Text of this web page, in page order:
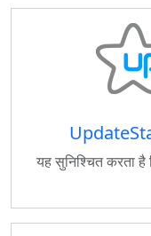
यह सुनिश्चित करता